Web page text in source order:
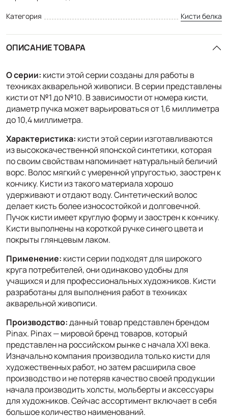
Категория
Кисти белка
ОПИСАНИЕ ТОВАРА
О серии: кисти этой серии созданы для работы в
техниках акварельной живописи. В серии представлены
кисти от №1 до №10. В зависимости от номера кисти,
диаметр пучка может варьироваться от 1,6 миллиметра
до 10,4 миллиметра.
Характеристика: кисти этой серии изготавливаются
из высококачественной японской синтетики, которая
по своим свойствам напоминает натуральный беличий
ворс. Волос мягкий с умеренной упругостью, заострен к
кончику. Кисти из такого материала хорошо
удерживают и отдают воду. Синтетический волос
делает кисть более износостойкой и долговечной.
Пучок кисти имеет круглую форму и заострен к кончику.
Кисти выполнены на короткой ручке синего цвета и
покрыты глянцевым лаком.
Применение: кисти серии подходят для широкого
круга потребителей, они одинаково удобны для
учащихся и для профессиональных художников. Кисти
разработаны для выполнения работ в техниках
акварельной живописи.
Производство:данный товар представлен брендом
Pinax. Pinax — мировой бренд товаров, который
представлен на российском рынке с начала XXI века.
Изначально компания производила только кисти для
художественных работ, но затем расширила свое
производство и не потеряв качество своей продукции
начала производить холсты, мольберты и аксессуары
для художников. Сейчас ассортимент включает в себя
большое количество наименований.